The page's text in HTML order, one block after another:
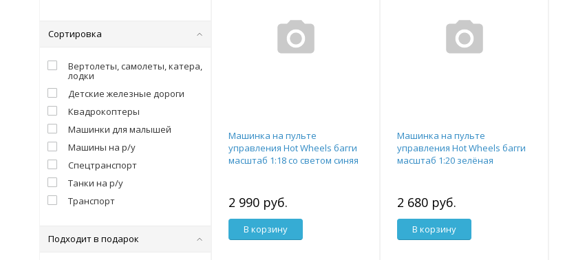
Сортировка
Вертолеты, самолеты, катера,
лодки
Детские железные дороги
Квадрокоптеры
Машинки для малышей
Машины на р/у
Спецтранспорт
Танки на р/у
Транспорт
Подходит в подарок
Машинка на пульте
управления Hot Wheels багги
масштаб 1:18 со светом синяя
2 990 руб.
В корзину
Машинка на пульте
управления Hot Wheels багги
масштаб 1:20 зелёная
2 680 руб.
В корзину